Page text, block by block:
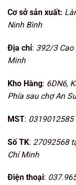
Cơ sở sản xuất:
Ninh Bình
Địa chỉ: 392/3 Cao
Minh
Kho Hàng: 6DN6,
Phía sau chợ An
MST: 0319012585
Số TK: 27092568
Chí Minh
Điện thoại: